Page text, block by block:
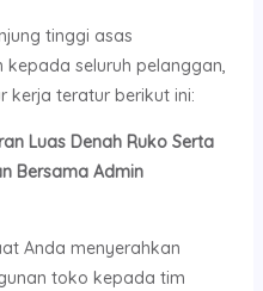
tinggi asas
seluruh pelanggan,
kerja teratur berikut ini:
Luas Denah Ruko Serta
Bersama Admin
Anda menyerahkan
toko kepada tim